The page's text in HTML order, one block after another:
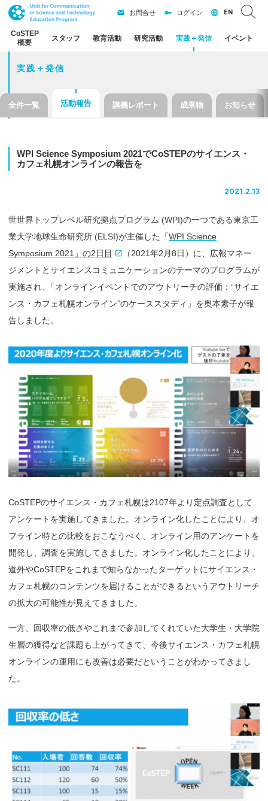
CoSTEP
概要
スタッフ 教育活動 研究活動 実践＋発信 イベント
お問合せ ログイン EN
実践＋発信
全件一覧 活動報告 講義レポート 成果物 お知らせ
WPI Science Symposium 2021でCoSTEPのサイエンス ・
カフェ札幌オンラインの報告を
2021.2.13
世世界トップレベル研究拠点プログラム (WPI)の一つである東京工
業大学地球生命研究所 (ELSI)が主催した「WPI Science
Symposium 2021」の2日目
（2021年2月8日）に、広報マネー
ジメントとサイエンスコミュニケーションのテーマのプログラムが
実施され
「オンラインイベントでのアウトリーチの評価：“サイエ
ンス・カフェ札幌オンライン”のケーススタディ」を奥本素子が報
告しました。
CoSTEPのサイエンス・カフェ札幌は2107年より定点調査として
アンケートを実施してきました。オンライン化したことにより、オ
フライン時との比較をおこなうべく、オンライン用のアンケートを
開発し、調査を実施してきました。オンライン化したことにより、
道外やCoSTEPをこれまで知らなかったターゲットにサイエンス・
カフェ札幌のコンテンツを届けることができるというアウトリーチ
の拡大の可能性が見えてきました。
一方、回収率の低さやこれまで参加してくれていた大学生・大学院
生層の獲得など課題も上がってきて、今後サイエンス・カフェ札幌
オンラインの運用にも改善は必要だということがわかってきまし
た。